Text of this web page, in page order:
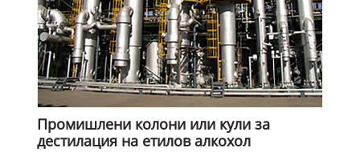
Промишлени колони или кули за
дестилация на етилов алкохол